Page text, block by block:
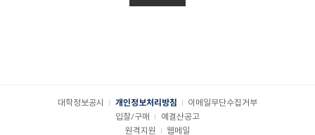
대학정보공시 개인정보처리방침
이메일무단수집거부
입찰/구매
예결산공고
원격지원
웹메일